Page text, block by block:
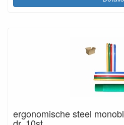
ergonomische steel